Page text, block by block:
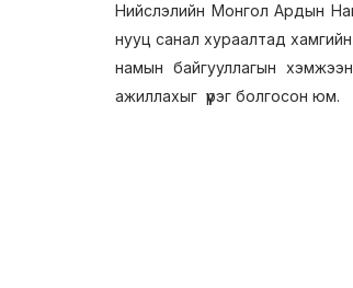
Нийслэлийн Монгол Ардын
нууц санал хураалтад хамгийн
намын байгууллагын
ажиллахыг үүрэг болгосон юм.